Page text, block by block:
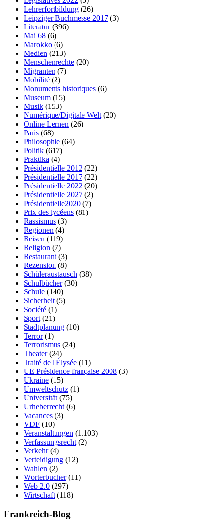
Lehrerfortbildung (26)
Leipziger Buchmesse 2017 (3)
Literatur(396)
Mai 68 (6)
Marokko (6)
Medien (213)
Menschenrechte (20)
Migranten (7)
Mobilité (2)
Monuments historiques (6)
Museum (15)
Musik (153)
Numérique/Digitale Welt (20)
Online Lernen (26)
Paris (68)
Philosophie (64)
Politik (617)
Praktika (4)
Présidentielle 2012 (22)
Présidentielle 2017 (22)
Présidentielle 2022 (20)
Présidentielle 2027 (2)
Présidentielle2020 (7)
Prix des lycéens (81)
Rassismus (3)
Regionen (4)
Reisen (119)
Religion (7)
Restaurant (3)
Rezension (8)
Schüleraustausch (38)
Schulbücher(30)
Schule (140)
Sicherheit (5)
Société (1)
Sport (21)
Stadtplanung (10)
Terror(1)
Terrorismus (24)
Theater(24)
Traité de l'Élysée (11)
UE Présidence française 2008 (3)
Ukraine (15)
Umweltschutz (1)
Universität (75)
Urheberrecht (6)
Vacances (3)
VDF (10)
Veranstaltungen (1.103)
Verfassungsrecht (2)
Verkehr(4)
Verteidigung (12)
Wahlen (2)
Wörterbücher(11)
Web 2.0 (297)
Wirtschaft (118)
Frankreich-Blog